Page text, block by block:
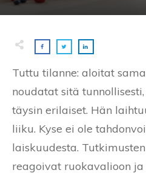
Tuttu tilanne: aloitat
noudatat sitä
täysin erilaiset. Hän
liiku. Kyse ei ole
laiskuudesta.
reagoivat ruokavalioon